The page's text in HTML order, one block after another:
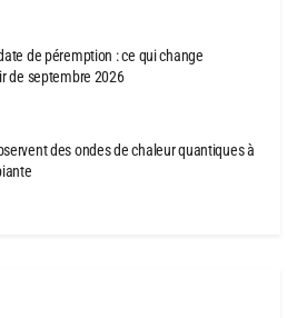
de péremption : ce qui change
de septembre 2026
des ondes de chaleur quantiques à